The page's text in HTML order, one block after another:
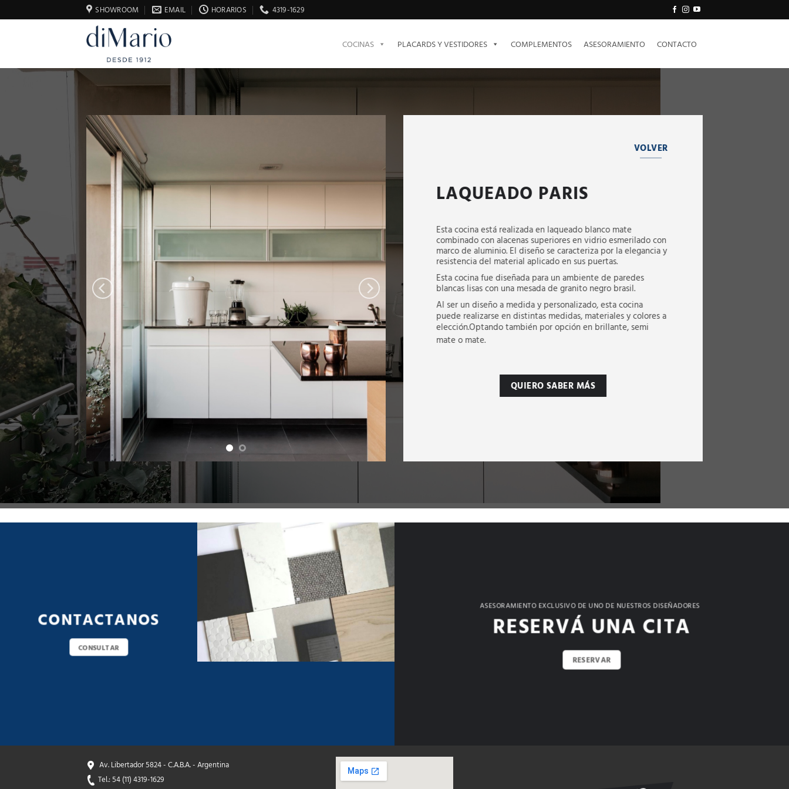
al
SHOWROOM EMAIL HORARIOS 4319-1629
COCINAS PLACARDS Y VESTIDORES COMPLEMENTOS ASESORAMIENTO CONTACTO
VOLVER
LAQUEADO PARIS
Esta cocina está realizada en laqueado blanco mate
combinado con alacenas superiores en vidrio esmerilado con
marco de aluminio. El diseño se caracteriza por la elegancia y
resistencia del material aplicado en sus puertas.
Esta cocina fue diseñada para un ambiente de paredes
blancas lisas con una mesada de granito negro brasil.
Al ser un diseño a medida y personalizado, esta cocina
puede realizarse en distintas medidas, materiales y colores a
elección.Optando también por opción en brillante, semi
mate o mate.
QUIERO SABER MÁS
CONTACTANOS
CONSULTAR
ASESORAMIENTO EXCLUSIVO DE UNO DE NUESTROS DISEÑADORES
RESERVÁ UNA CITA
RESERVAR
Av. Libertador 5824 - C.A.B.A. - Argentina
Tel.: 54 (11) 4319-1629